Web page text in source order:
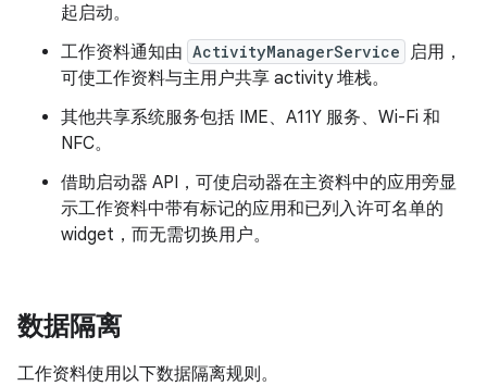
起启动。
工作资料通知由 ActivityManagerService 启用，
可使工作资料与主用户共享 activity 堆栈。
其他共享系统服务包括 IME、A11Y 服务、Wi-Fi 和
NFC。
借助启动器 API，可使启动器在主资料中的应用旁显
示工作资料中带有标记的应用和已列入许可名单的
widget，而无需切换用户。
数据隔离
工作资料使用以下数据隔离规则。